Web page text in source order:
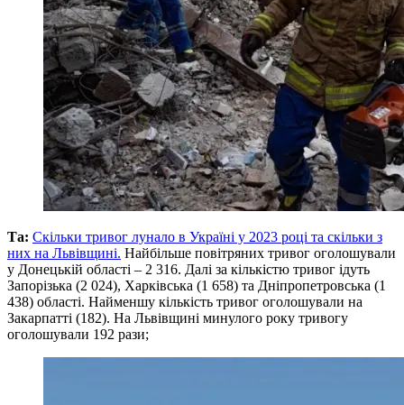
Та: Скільки тривог лунало в Україні у 2023 році та скільки з
них на Львівщині. Найбільше повітряних тривог оголошували
у Донецькій області – 2 316. Далі за кількістю тривог ідуть
Запорізька (2 024), Харківська (1 658) та Дніпропетровська (1
438) області. Найменшу кількість тривог оголошували на
Закарпатті (182). На Львівщині минулого року тривогу
оголошували 192 рази;